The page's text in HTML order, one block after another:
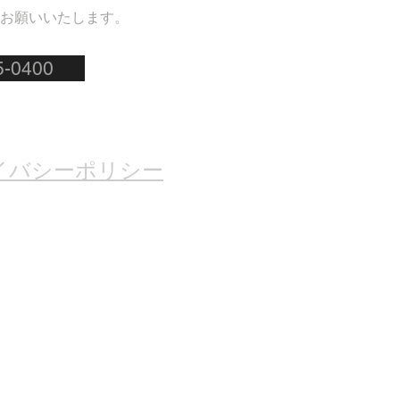
願いいたします。
0400
バシーポリシー